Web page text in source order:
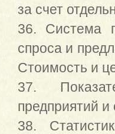
за счет
36. Система
спроса и
Стоимость и
37.
предприятий
38.